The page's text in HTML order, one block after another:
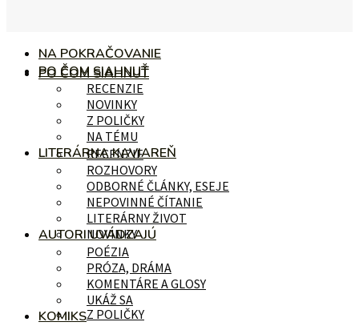
PO ČOM SIAHNUŤ
RECENZIE
NOVINKY
Z POLIČKY
NA POKRAČOVANIE
PO ČOM SIAHNUŤ
RECENZIE
NOVINKY
Z POLIČKY
NA TÉMU
LITERÁRNA KAVIAREŇ
ROZHOVORY
ODBORNÉ ČLÁNKY, ESEJE
NEPOVINNÉ ČÍTANIE
LITERÁRNY ŽIVOT
AUTORI UVÁDZAJÚ
POÉZIA
PRÓZA, DRÁMA
KOMENTÁRE A GLOSY
UKÁŽ SA
KOMIKS